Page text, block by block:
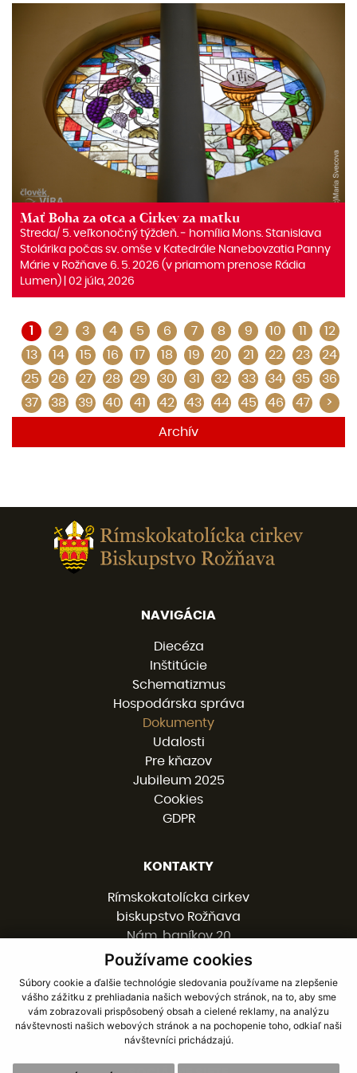
Používame cookies
Súbory cookie a ďalšie technológie sledovania používame na zlepšenie
vášho zážitku z prehliadania našich webových stránok, na to, aby sme
vám zobrazovali prispôsobený obsah a cielené reklamy, na analýzu
návštevnosti našich webových stránok a na pochopenie toho, odkiaľ naši
návštevníci prichádzajú.
Mať Boha za otca a Cirkev za matku
Streda/ 5. veľkonočný týždeň. ‒ homília Mons. Stanislava
Stolárika počas sv. omše v Katedrále Nanebovzatia Panny
Márie v Rožňave 6. 5. 2026 (v priamom prenose Rádia
Lumen) | 02 júla, 2026
1 2 3 4 5 6 7 8 9 10 11
12
13
14 15 16 17 18 19 20 21 22 23
24
25
26 27 28 29 30 31 32 33 34 35
36
37
38 39 40 41 42 43 44 45 46 47 >
Archív
NAVIGÁCIA
Diecéza
Inštitúcie
Schematizmus
Hospodárska správa
Dokumenty
Udalosti
Pre kňazov
Jubileum 2025
Cookies
GDPR
KONTAKTY
Rímskokatolícka cirkev
biskupstvo Rožňava
Nám. baníkov 20
048 01 ROŽŇAVA
058 / 78 77 201
kancelaria@burv.sk